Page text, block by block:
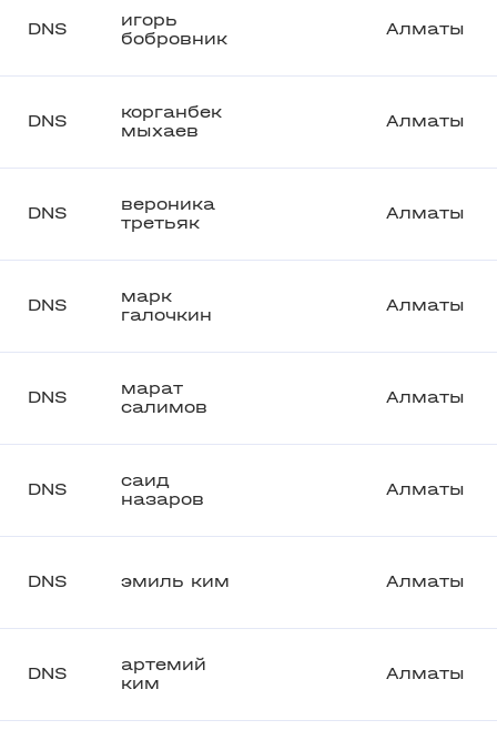
DNS
игорь
бобровник
Алматы
DNS
корганбек
мыхаев
Алматы
DNS
вероника
третьяк
Алматы
DNS
марк
галочкин
Алматы
DNS
марат
салимов
Алматы
DNS
саид
назаров
Алматы
DNS эмиль ким Алматы
DNS
артемий
ким
Алматы